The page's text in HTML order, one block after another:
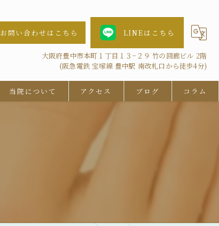
お問い合わせはこちら LINEはこちら
大阪府豊中市本町１丁目１３−２９ 竹の回廊ビル 2階
(阪急電鉄 宝塚線 豊中駅 南改札口から徒歩4分)
当院について アクセス ブログ コラム